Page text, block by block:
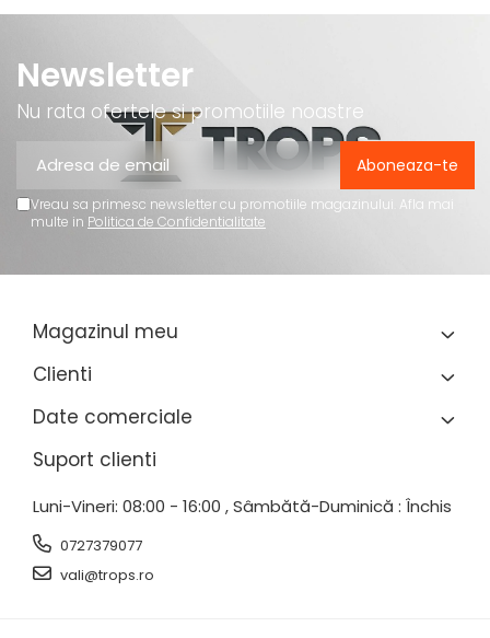
Newsletter
Nu rata ofertele si promotiile noastre
Vreau sa primesc newsletter cu promotiile magazinului. Afla mai
multe in Politica de Confidentialitate
Magazinul meu
Clienti
Date comerciale
Suport clienti
Luni-Vineri: 08:00 - 16:00 , Sâmbătă-Duminică : Închis
0727379077
vali@trops.ro